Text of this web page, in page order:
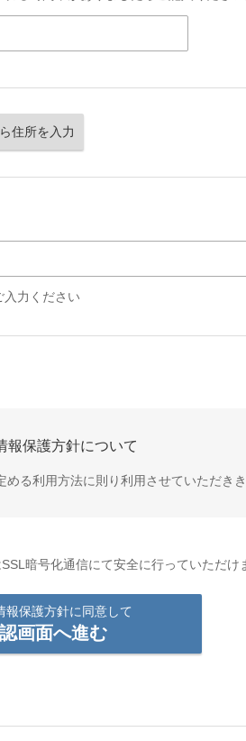
住所を入力
力ください
報保護方針について
める利用方法に則り利用させていただき
暗号化通信にて安全に行っていただけ
報保護方針に同意して
画面へ進む